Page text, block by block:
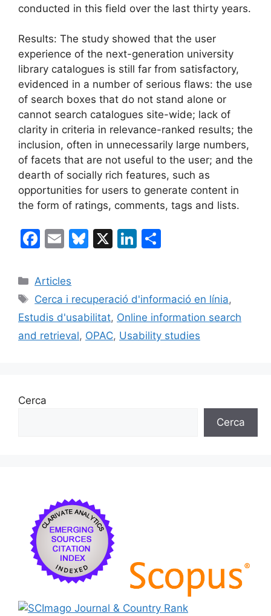
conducted in this field over the last thirty years.
Results: The study showed that the user
experience of the next-generation university
library catalogues is still far from satisfactory,
evidenced in a number of serious flaws: the use
of search boxes that do not stand alone or
cannot search catalogues site-wide; lack of
clarity in criteria in relevance-ranked results; the
inclusion, often in unnecessarily large numbers,
of facets that are not useful to the user; and the
dearth of socially rich features, such as
opportunities for users to generate content in
the form of ratings, comments, tags and lists.
F
c
e
b
o
E
ai
l
Bl
s
k
y
X
Li
e
dI
n
p
ar
te
Categories
Articles
Etiquetes
Cerca i recuperació d'informació en línia,
Estudis d'usabilitat, Online information search
and retrieval, OPAC, Usability studies
Cerca
Cerca